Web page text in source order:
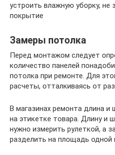
устроить влажную уборку, не
покрытие
Замеры потолка
Перед монтажом следует
количество панелей
потолка при ремонте. Для
расчеты, отталкиваясь от
В магазинах ремонта длина и
на этикетке товара. Длину и
нужно измерить рулеткой, а
разделить на площадь одной